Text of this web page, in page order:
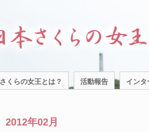
さくらの女王とは？ 活動報告 インタ
2012年02月